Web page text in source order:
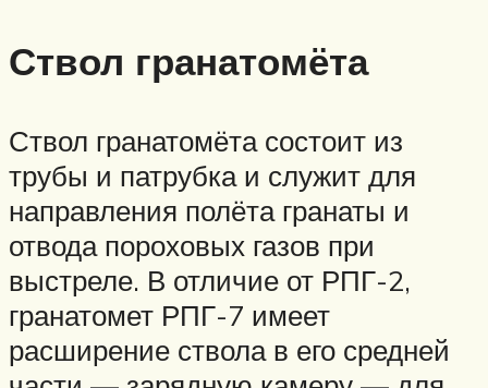
Ствол гранатомёта
Ствол гранатомёта состоит из
трубы и патрубка и служит для
направления полёта гранаты и
отвода пороховых газов при
выстреле. В отличие от РПГ-2,
гранатомет РПГ-7 имеет
расширение ствола в его средней